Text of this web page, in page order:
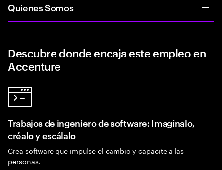
Quienes Somos
Descubre donde encaja este empleo en
Accenture
Trabajos de ingeniero de software: Imagínalo,
créalo y escálalo
Crea software que impulse el cambio y capacite a las
personas.